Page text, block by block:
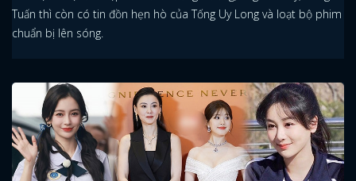
Tuấn thì còn có tin đồn hẹn hò của Tống Uy Long và loạt bộ phim
chuẩn bị lên sóng.